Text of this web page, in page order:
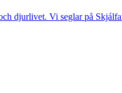
djurlivet. Vi seglar på